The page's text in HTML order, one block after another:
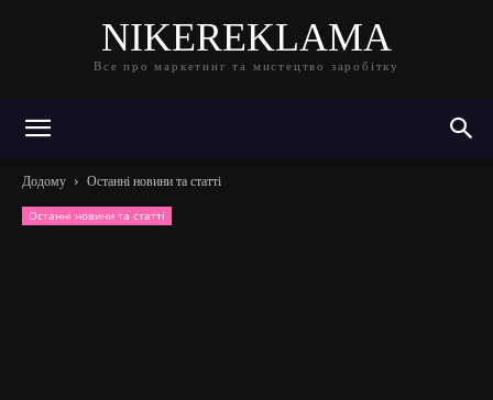
NIKEREKLAMA
Все про маркетинг та мистецтво заробітку
Додому Останні новини та статті
Останні новини та статті